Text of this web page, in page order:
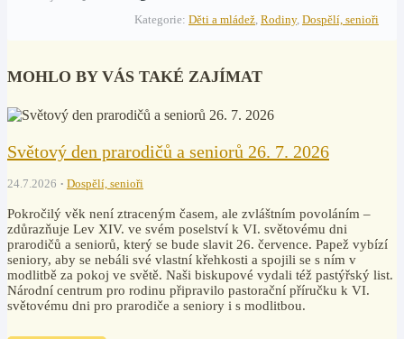
Kategorie: Děti a mládež, Rodiny, Dospělí, senioři
MOHLO BY VÁS TAKÉ ZAJÍMAT
Světový den prarodičů a seniorů 26. 7. 2026
24.7.2026 Dospělí, senioři
Pokročilý věk není ztraceným časem, ale zvláštním povoláním –
zdůrazňuje Lev XIV. ve svém poselství k VI. světovému dni
prarodičů a seniorů, který se bude slavit 26. července. Papež vybízí
seniory, aby se nebáli své vlastní křehkosti a spojili se s ním v
modlitbě za pokoj ve světě. Naši biskupové vydali též pastýřský list.
Národní centrum pro rodinu připravilo pastorační příručku k VI.
světovému dni pro prarodiče a seniory i s modlitbou.